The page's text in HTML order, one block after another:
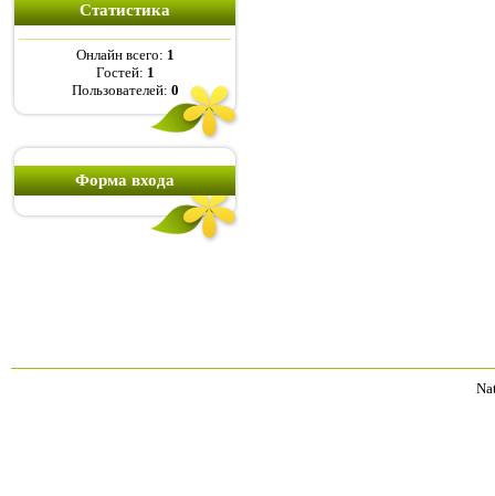
Статистика
Онлайн всего: 1
Гостей: 1
Пользователей: 0
Форма входа